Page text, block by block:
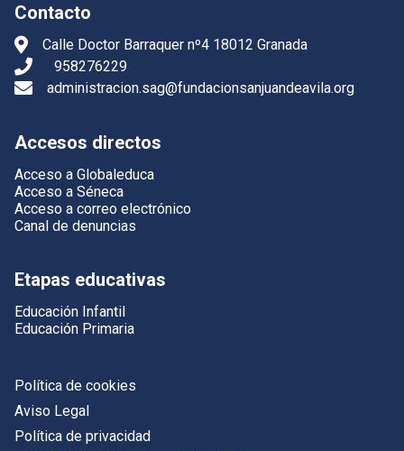
Contacto
Calle Doctor Barraquer nº4 18012 Granada
958276229
administracion.sag@fundacionsanjuandeavila.org
Accesos directos
Acceso a Globaleduca
Acceso a Séneca
Acceso a correo electrónico
Canal de denuncias
Etapas educativas
Educación Infantil
Educación Primaria
Política de cookies
Aviso Legal
Política de privacidad